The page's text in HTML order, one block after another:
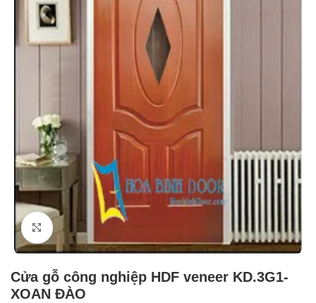
Click to enlarge
Cửa gỗ công nghiệp HDF veneer KD.3G1-
XOAN ĐÀO